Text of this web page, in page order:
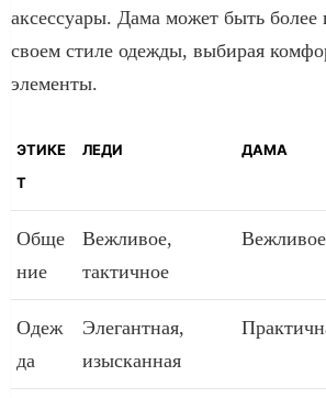
аксессуары. Дама может быть более
своем стиле одежды, выбирая
элементы.
ЭТИКЕ
Т
ЛЕДИ ДАМА
Обще
ние
Вежливое,
тактичное
Одеж
да
Элегантная,
изысканная